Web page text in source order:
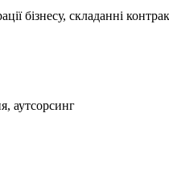
бізнесу, складанні
аутсорсинг